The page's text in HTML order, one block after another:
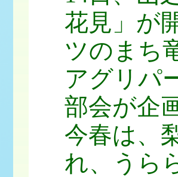
花見」が
ツのまち
アグリパ
部会が企
今春は、
れ、うら